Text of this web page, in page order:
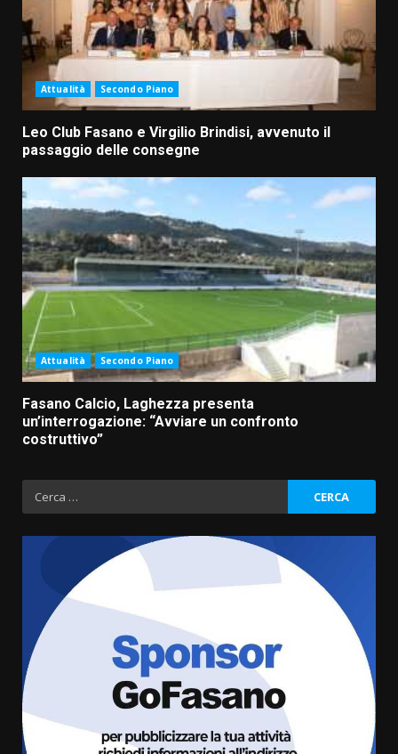
Attualità Secondo Piano
Leo Club Fasano e Virgilio Brindisi, avvenuto il
passaggio delle consegne
Attualità Secondo Piano
Fasano Calcio, Laghezza presenta
un’interrogazione: “Avviare un confronto
costruttivo”
Ricerca
per:
Fasanese ferito a colpi di arma
da fuoco
6 Agosto 2026 18:13